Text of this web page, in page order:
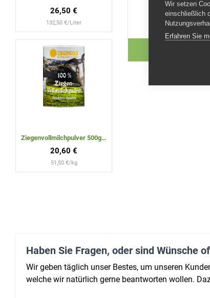
26,50 €
132,50 €/Liter
Ziegenvollmilchpulver 500g - 10kg
20,60 €
51,50 €/kg
Haben Sie Fragen, oder sind Wünsche
Wir geben täglich unser Bestes, um unseren
welche wir natürlich gerne beantworten wollen.
Wir setzen
einschließlich
Erfahren Sie